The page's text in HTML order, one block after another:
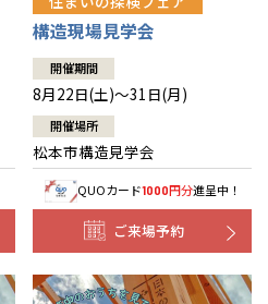
構造現場見学会
開催期間
8月22日(土)～31日(月)
開催場所
松本市構造見学会
QUOカード1000円分進呈中！
ご来場予約